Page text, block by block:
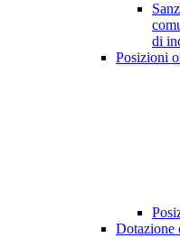
di
Posizioni
Dotazione